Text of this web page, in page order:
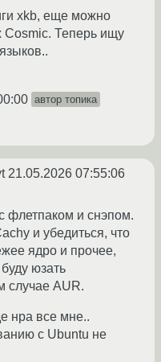
xkb, еще можно
Cosmic. Теперь ищу
автор топика
21.05.2026 07:55:06
флетпаком и снэпом.
и убедиться, что
ядро и прочее,
юзать
случае AUR.
нра все мне..
с Ubuntu не